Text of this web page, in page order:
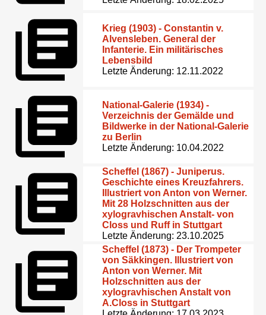
Krieg (1903) - Constantin v.
Alvensleben. General der
Infanterie. Ein militärisches
Lebensbild
Letzte Änderung: 12.11.2022
National-Galerie (1934) -
Verzeichnis der Gemälde und
Bildwerke in der National-Galerie
zu Berlin
Letzte Änderung: 10.04.2022
Scheffel (1867) - Juniperus.
Geschichte eines Kreuzfahrers.
Illustriert von Anton von Werner.
Mit 28 Holzschnitten aus der
xylogravhischen Anstalt- von
Closs und Ruff in Stuttgart
Letzte Änderung: 23.10.2025
Scheffel (1873) - Der Trompeter
von Säkkingen. Illustriert von
Anton von Werner. Mit
Holzschnitten aus der
xylogravhischen Anstalt von
A.Closs in Stuttgart